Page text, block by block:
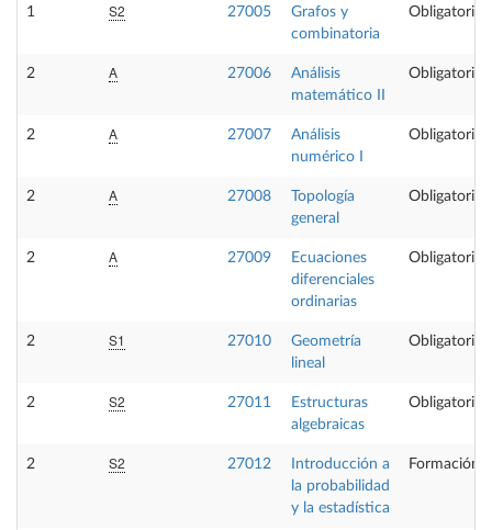
1 S2 27005
Grafos y
combinatoria
Obligatoria
2 A 27006
Análisis
matemático II
Obligatoria
2 A 27007
Análisis
numérico I
Obligatoria
2 A 27008
Topología
general
Obligatoria
2 A 27009
Ecuaciones
diferenciales
ordinarias
Obligatoria
2 S1 27010
Geometría
lineal
Obligatoria
2 S2 27011
Estructuras
algebraicas
Obligatoria
2 S2 27012
Introducción a
la probabilidad
y la estadística
Formación